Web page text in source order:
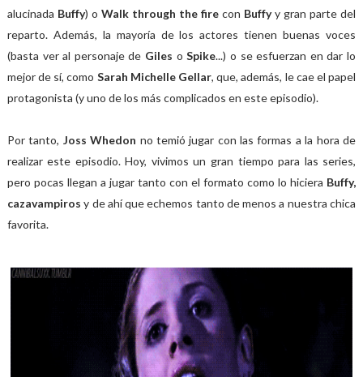
alucinada Buffy) o Walk through the fire con Buffyy gran parte del
reparto. Además, la mayoría de los actores tienen buenas voces
(basta ver al personaje de Giles oSpike...) o se esfuerzan en dar lo
mejor de sí, como Sarah Michelle Gellar, que, además, le cae el papel
protagonista (y uno de los más complicados en este episodio).
Por tanto, Joss Whedon no temió jugar con las formas a la hora de
realizar este episodio. Hoy, vivimos un gran tiempo para las series,
pero pocas llegan a jugar tanto con el formato como lo hiciera Buffy,
cazavampiros y de ahí que echemos tanto de menos a nuestra chica
favorita.